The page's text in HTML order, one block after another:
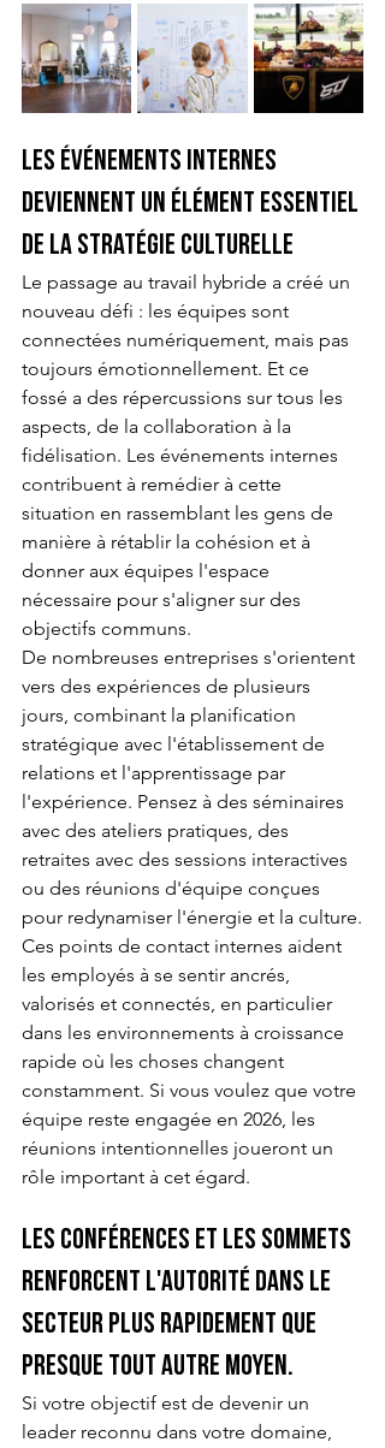
Les événements internes
deviennent un élément essentiel
de la stratégie culturelle
Le passage au travail hybride a créé un
nouveau défi : les équipes sont
connectées numériquement, mais pas
toujours émotionnellement. Et ce
fossé a des répercussions sur tous les
aspects, de la collaboration à la
fidélisation. Les événements internes
contribuent à remédier à cette
situation en rassemblant les gens de
manière à rétablir la cohésion et à
donner aux équipes l'espace
nécessaire pour s'aligner sur des
objectifs communs.
De nombreuses entreprises s'orientent
vers des expériences de plusieurs
jours, combinant la planification
stratégique avec l'établissement de
relations et l'apprentissage par
l'expérience. Pensez à des séminaires
avec des ateliers pratiques, des
retraites avec des sessions interactives
ou des réunions d'équipe conçues
pour redynamiser l'énergie et la culture.
Ces points de contact internes aident
les employés à se sentir ancrés,
valorisés et connectés, en particulier
dans les environnements à croissance
rapide où les choses changent
constamment. Si vous voulez que votre
équipe reste engagée en 2026, les
réunions intentionnelles joueront un
rôle important à cet égard.
Les conférences et les sommets
renforcent l'autorité dans le
secteur plus rapidement que
presque tout autre moyen.
Si votre objectif est de devenir un
leader reconnu dans votre domaine,